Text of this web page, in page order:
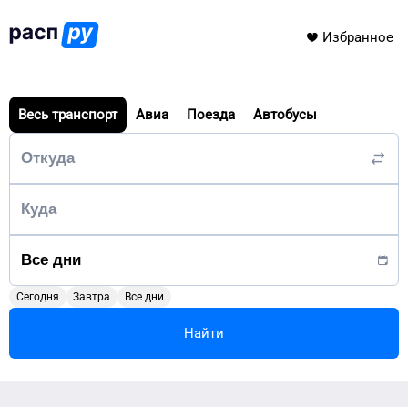
Избранное
Весь транспорт Авиа Поезда Автобусы
Сегодня Завтра Все дни
Найти